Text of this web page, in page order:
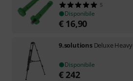
5
Disponibile
€ 16,90
9.solutions Deluxe
Disponibile
€ 242